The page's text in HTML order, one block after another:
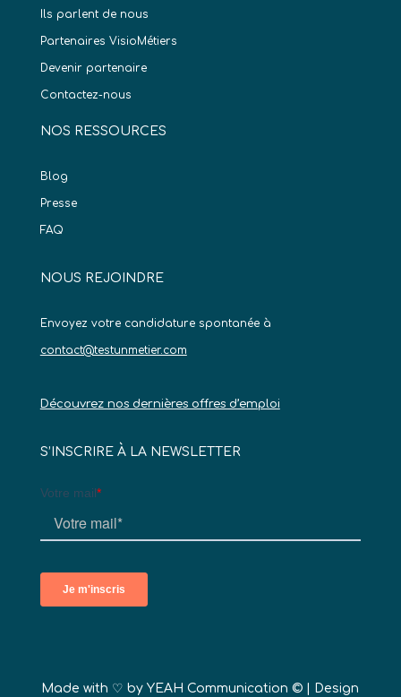
Ils parlent de nous
Partenaires VisioMétiers
Devenir partenaire
Contactez-nous
NOS RESSOURCES
Blog
Presse
FAQ
NOUS REJOINDRE
Envoyez votre candidature spontanée à
contact@testunmetier.com
Découvrez nos dernières offres d’emploi
S’INSCRIRE À LA NEWSLETTER
Made with ♡ byYEAH Communication © | Design